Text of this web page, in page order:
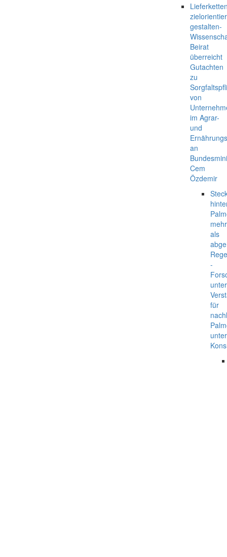
gestalten-
Beirat
überreicht
Gutachten
zu
von
im Agrar-
und
an
Cem
Özdemir
mehr
als
-
für
unter